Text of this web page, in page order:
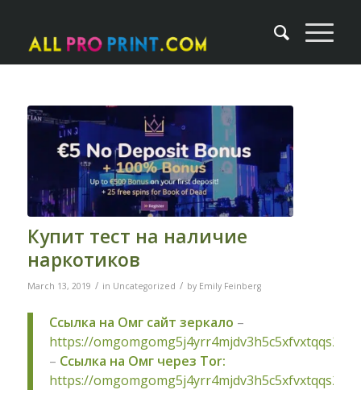
Купит тест на наличие
наркотиков
March 13, 2019 / in Uncategorized / by Emily Feinberg
Ссылка на Омг сайт зеркало –
https://
– Ссылка на Омг через Tor:
https://